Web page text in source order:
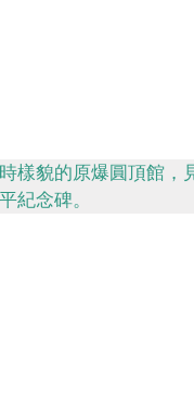
樣貌的原爆圓頂館，
紀念碑。